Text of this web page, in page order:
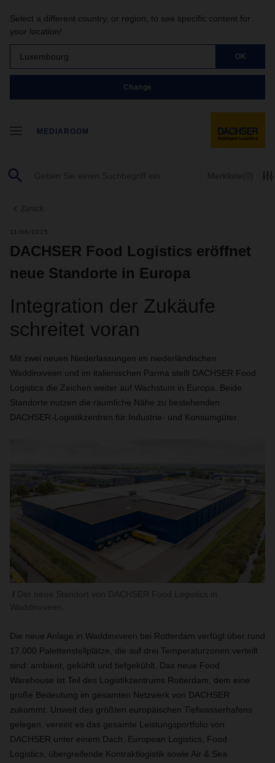
Select a different country, or region, to see specific content for
your location!
Luxembourg OK
Change
MEDIAROOM
Merkliste(0)
Zurück
11/06/2025
DACHSER Food Logistics eröffnet
neue Standorte in Europa
Integration der Zukäufe
schreitet voran
Mit zwei neuen Niederlassungen im niederländischen
Waddinxveen und im italienischen Parma stellt DACHSER Food
Logistics die Zeichen weiter auf Wachstum in Europa. Beide
Standorte nutzen die räumliche Nähe zu bestehenden
DACHSER-Logistikzentren für Industrie- und Konsumgüter.
Die neue Anlage in Waddinxveen bei Rotterdam verfügt über rund
17.000 Palettenstellplätze, die auf drei Temperaturzonen verteilt
sind: ambient, gekühlt und tiefgekühlt. Das neue Food
Warehouse ist Teil des Logistikzentrums Rotterdam, dem eine
große Bedeutung im gesamten Netzwerk von DACHSER
zukommt. Unweit des größten europäischen Tiefwasserhafens
gelegen, vereint es das gesamte Leistungsportfolio von
DACHSER unter einem Dach: European Logistics, Food
Logistics, übergreifende Kontraktlogistik sowie Air & Sea